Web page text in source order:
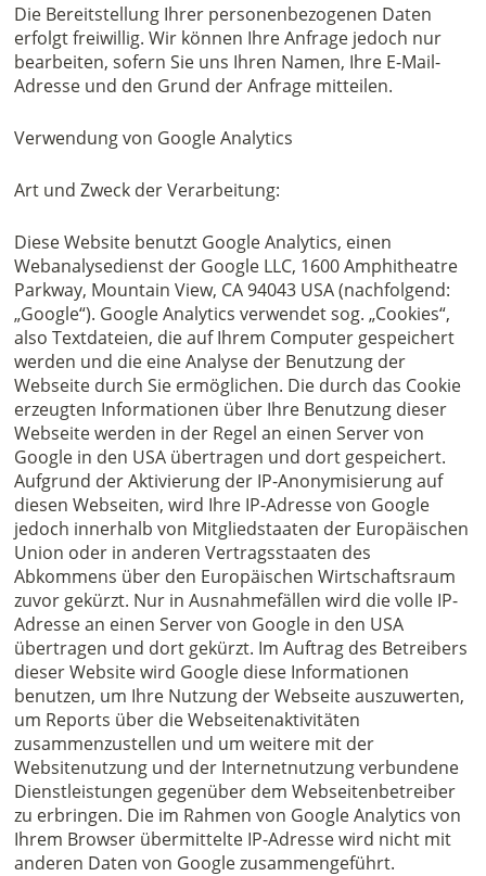
Die Bereitstellung Ihrer personenbezogenen Daten
erfolgt freiwillig. Wir können Ihre Anfrage jedoch nur
bearbeiten, sofern Sie uns Ihren Namen, Ihre E-Mail-
Adresse und den Grund der Anfrage mitteilen.
Verwendung von Google Analytics
Art und Zweck der Verarbeitung:
Diese Website benutzt Google Analytics, einen
Webanalysedienst der Google LLC, 1600 Amphitheatre
Parkway, Mountain View, CA 94043 USA (nachfolgend:
„Google“). Google Analytics verwendet sog. „Cookies“,
also Textdateien, die auf Ihrem Computer gespeichert
werden und die eine Analyse der Benutzung der
Webseite durch Sie ermöglichen. Die durch das Cookie
erzeugten Informationen über Ihre Benutzung dieser
Webseite werden in der Regel an einen Server von
Google in den USA übertragen und dort gespeichert.
Aufgrund der Aktivierung der IP-Anonymisierung auf
diesen Webseiten, wird Ihre IP-Adresse von Google
jedoch innerhalb von Mitgliedstaaten der Europäischen
Union oder in anderen Vertragsstaaten des
Abkommens über den Europäischen Wirtschaftsraum
zuvor gekürzt. Nur in Ausnahmefällen wird die volle IP-
Adresse an einen Server von Google in den USA
übertragen und dort gekürzt. Im Auftrag des Betreibers
dieser Website wird Google diese Informationen
benutzen, um Ihre Nutzung der Webseite auszuwerten,
um Reports über die Webseitenaktivitäten
zusammenzustellen und um weitere mit der
Websitenutzung und der Internetnutzung verbundene
Dienstleistungen gegenüber dem Webseitenbetreiber
zu erbringen. Die im Rahmen von Google Analytics von
Ihrem Browser übermittelte IP-Adresse wird nicht mit
anderen Daten von Google zusammengeführt.